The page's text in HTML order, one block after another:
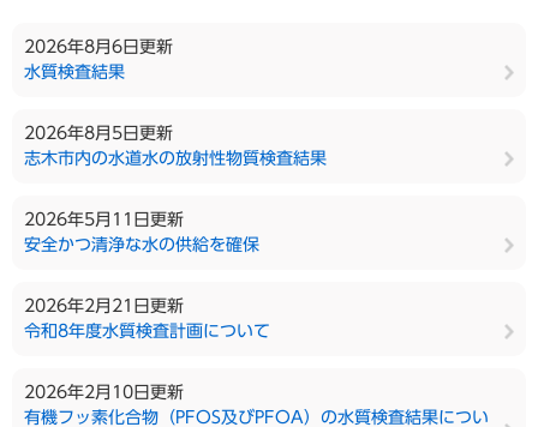
2026年8月6日更新
水質検査結果
2026年8月5日更新
志木市内の水道水の放射性物質検査結果
2026年5月11日更新
安全かつ清浄な水の供給を確保
2026年2月21日更新
令和8年度水質検査計画について
2026年2月10日更新
有機フッ素化合物（PFOS及びPFOA）の水質検査結果につい